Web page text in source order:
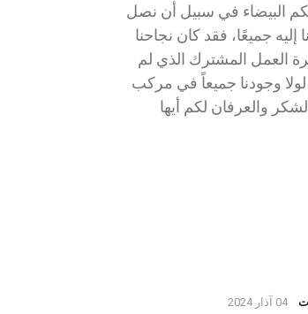
البيضاء في سبيل أن نصل
إليه جميعًا، فقد كان نجاحنا
العمل المشترك الذي لم
وجودنا جميعاً في مركب
والعرفان لكم أيها
04 آذار 2024